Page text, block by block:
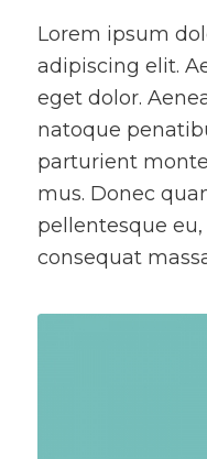
Lorem ipsum
adipiscing elit.
eget dolor.
natoque
parturient
mus. Donec
pellentesque
consequat